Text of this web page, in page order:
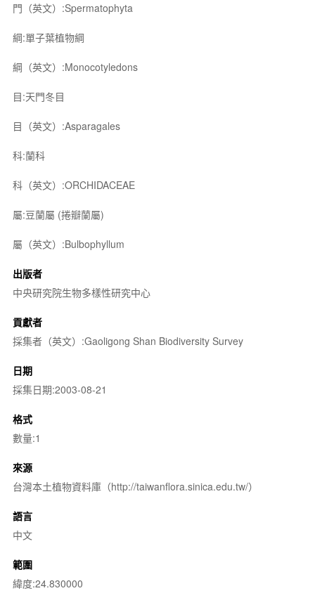
門（英文）:Spermatophyta
綱:單子葉植物綱
綱（英文）:Monocotyledons
目:天門冬目
目（英文）:Asparagales
科:蘭科
科（英文）:ORCHIDACEAE
屬:豆蘭屬 (捲瓣蘭屬)
屬（英文）:Bulbophyllum
出版者
中央研究院生物多樣性研究中心
貢獻者
採集者（英文）:Gaoligong Shan Biodiversity Survey
日期
採集日期:2003-08-21
格式
數量:1
來源
台灣本土植物資料庫（http://taiwanflora.sinica.edu.tw/）
語言
中文
範圍
緯度:24.830000